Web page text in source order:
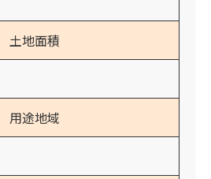
土地面積
用途地域